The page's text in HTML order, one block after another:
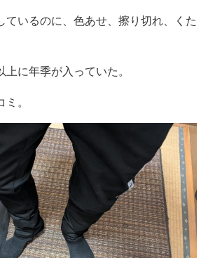
ているのに、色あせ、擦り切れ、くた
に年季が入っていた。
。